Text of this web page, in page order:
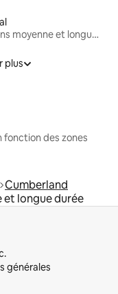
Locations moyenne et longue durée
plus
fonction des zones
Cumberland
et longue durée
générales